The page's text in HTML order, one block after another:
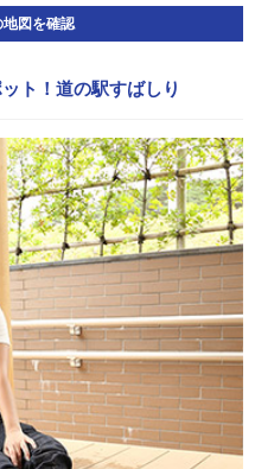
地図を確認
ト！道の駅すばしり